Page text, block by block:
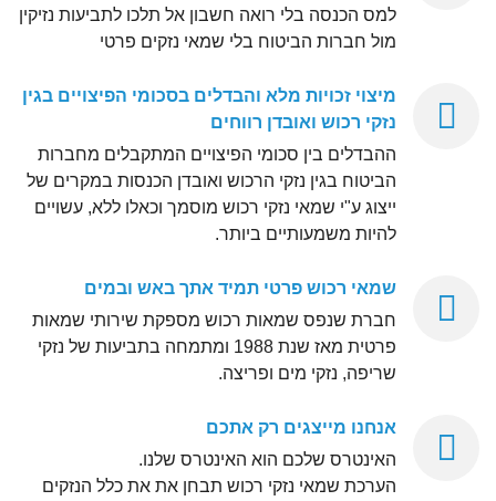
למס הכנסה בלי רואה חשבון אל תלכו לתביעות נזיקין
מול חברות הביטוח בלי שמאי נזקים פרטי
מיצוי זכויות מלא והבדלים בסכומי הפיצויים בגין
נזקי רכוש ואובדן רווחים
ההבדלים בין סכומי הפיצויים המתקבלים מחברות
הביטוח בגין נזקי הרכוש ואובדן הכנסות במקרים של
ייצוג ע"י שמאי נזקי רכוש מוסמך וכאלו ללא, עשויים
להיות משמעותיים ביותר.
שמאי רכוש פרטי תמיד אתך באש ובמים
חברת שנפס שמאות רכוש מספקת שירותי שמאות
פרטית מאז שנת 1988 ומתמחה בתביעות של נזקי
שריפה, נזקי מים ופריצה.
אנחנו מייצגים רק אתכם
האינטרס שלכם הוא האינטרס שלנו.
הערכת שמאי נזקי רכוש תבחן את את כלל הנזקים